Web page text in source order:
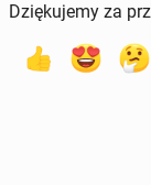
Dziękujemy za